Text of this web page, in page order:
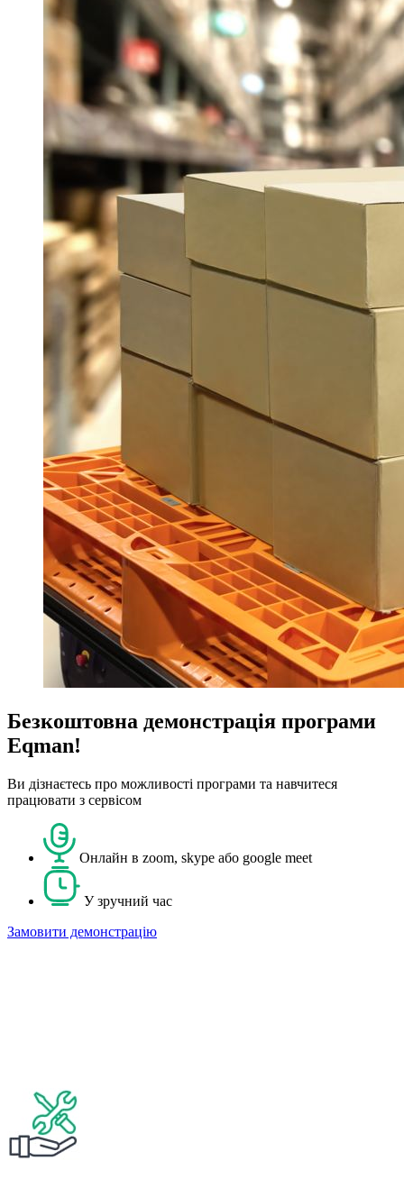
Безкоштовна демонстрація програми
Eqman!
Ви дізнаєтесь про можливості програми та навчитеся
працювати з сервісом
Онлайн в zoom, skype або google meet
У зручний час
Замовити демонстрацію